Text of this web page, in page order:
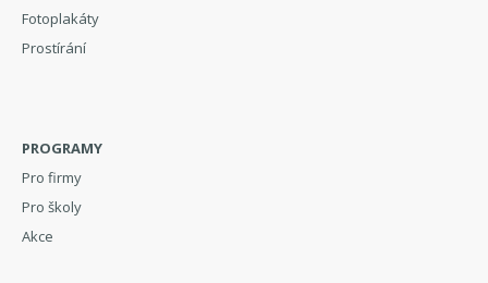
Fotoplakáty
Prostírání
PROGRAMY
Pro firmy
Pro školy
Akce